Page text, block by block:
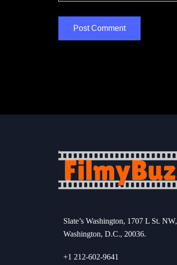
Slate’s Washington, 1707 L St. NW,
Washington, D.C., 20036.
+1 212-602-9641